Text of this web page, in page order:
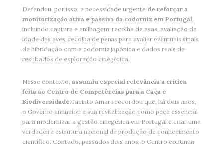
Defendeu, por isso, a necessidade urgente de reforçar a
monitorização ativa e passiva da codorniz em Portugal,
incluindo captura e anilhagem, recolha de asas, avaliação da
idade das aves, recolha de penas para avaliar eventuais sinais
de hibridação com a codorniz japónica e dados reais de
resultados de exploração cinegética.
Nesse contexto, assumiu especial relevância a crítica
feita ao Centro de Competências para a Caça e
Biodiversidade. Jacinto Amaro recordou que, há dois anos,
o Governo anunciou a sua revitalização como peça essencial
para modernizar a gestão cinegética em Portugal e criar uma
verdadeira estrutura nacional de produção de conhecimento
científico. Contudo, passados dois anos, o Centro continua